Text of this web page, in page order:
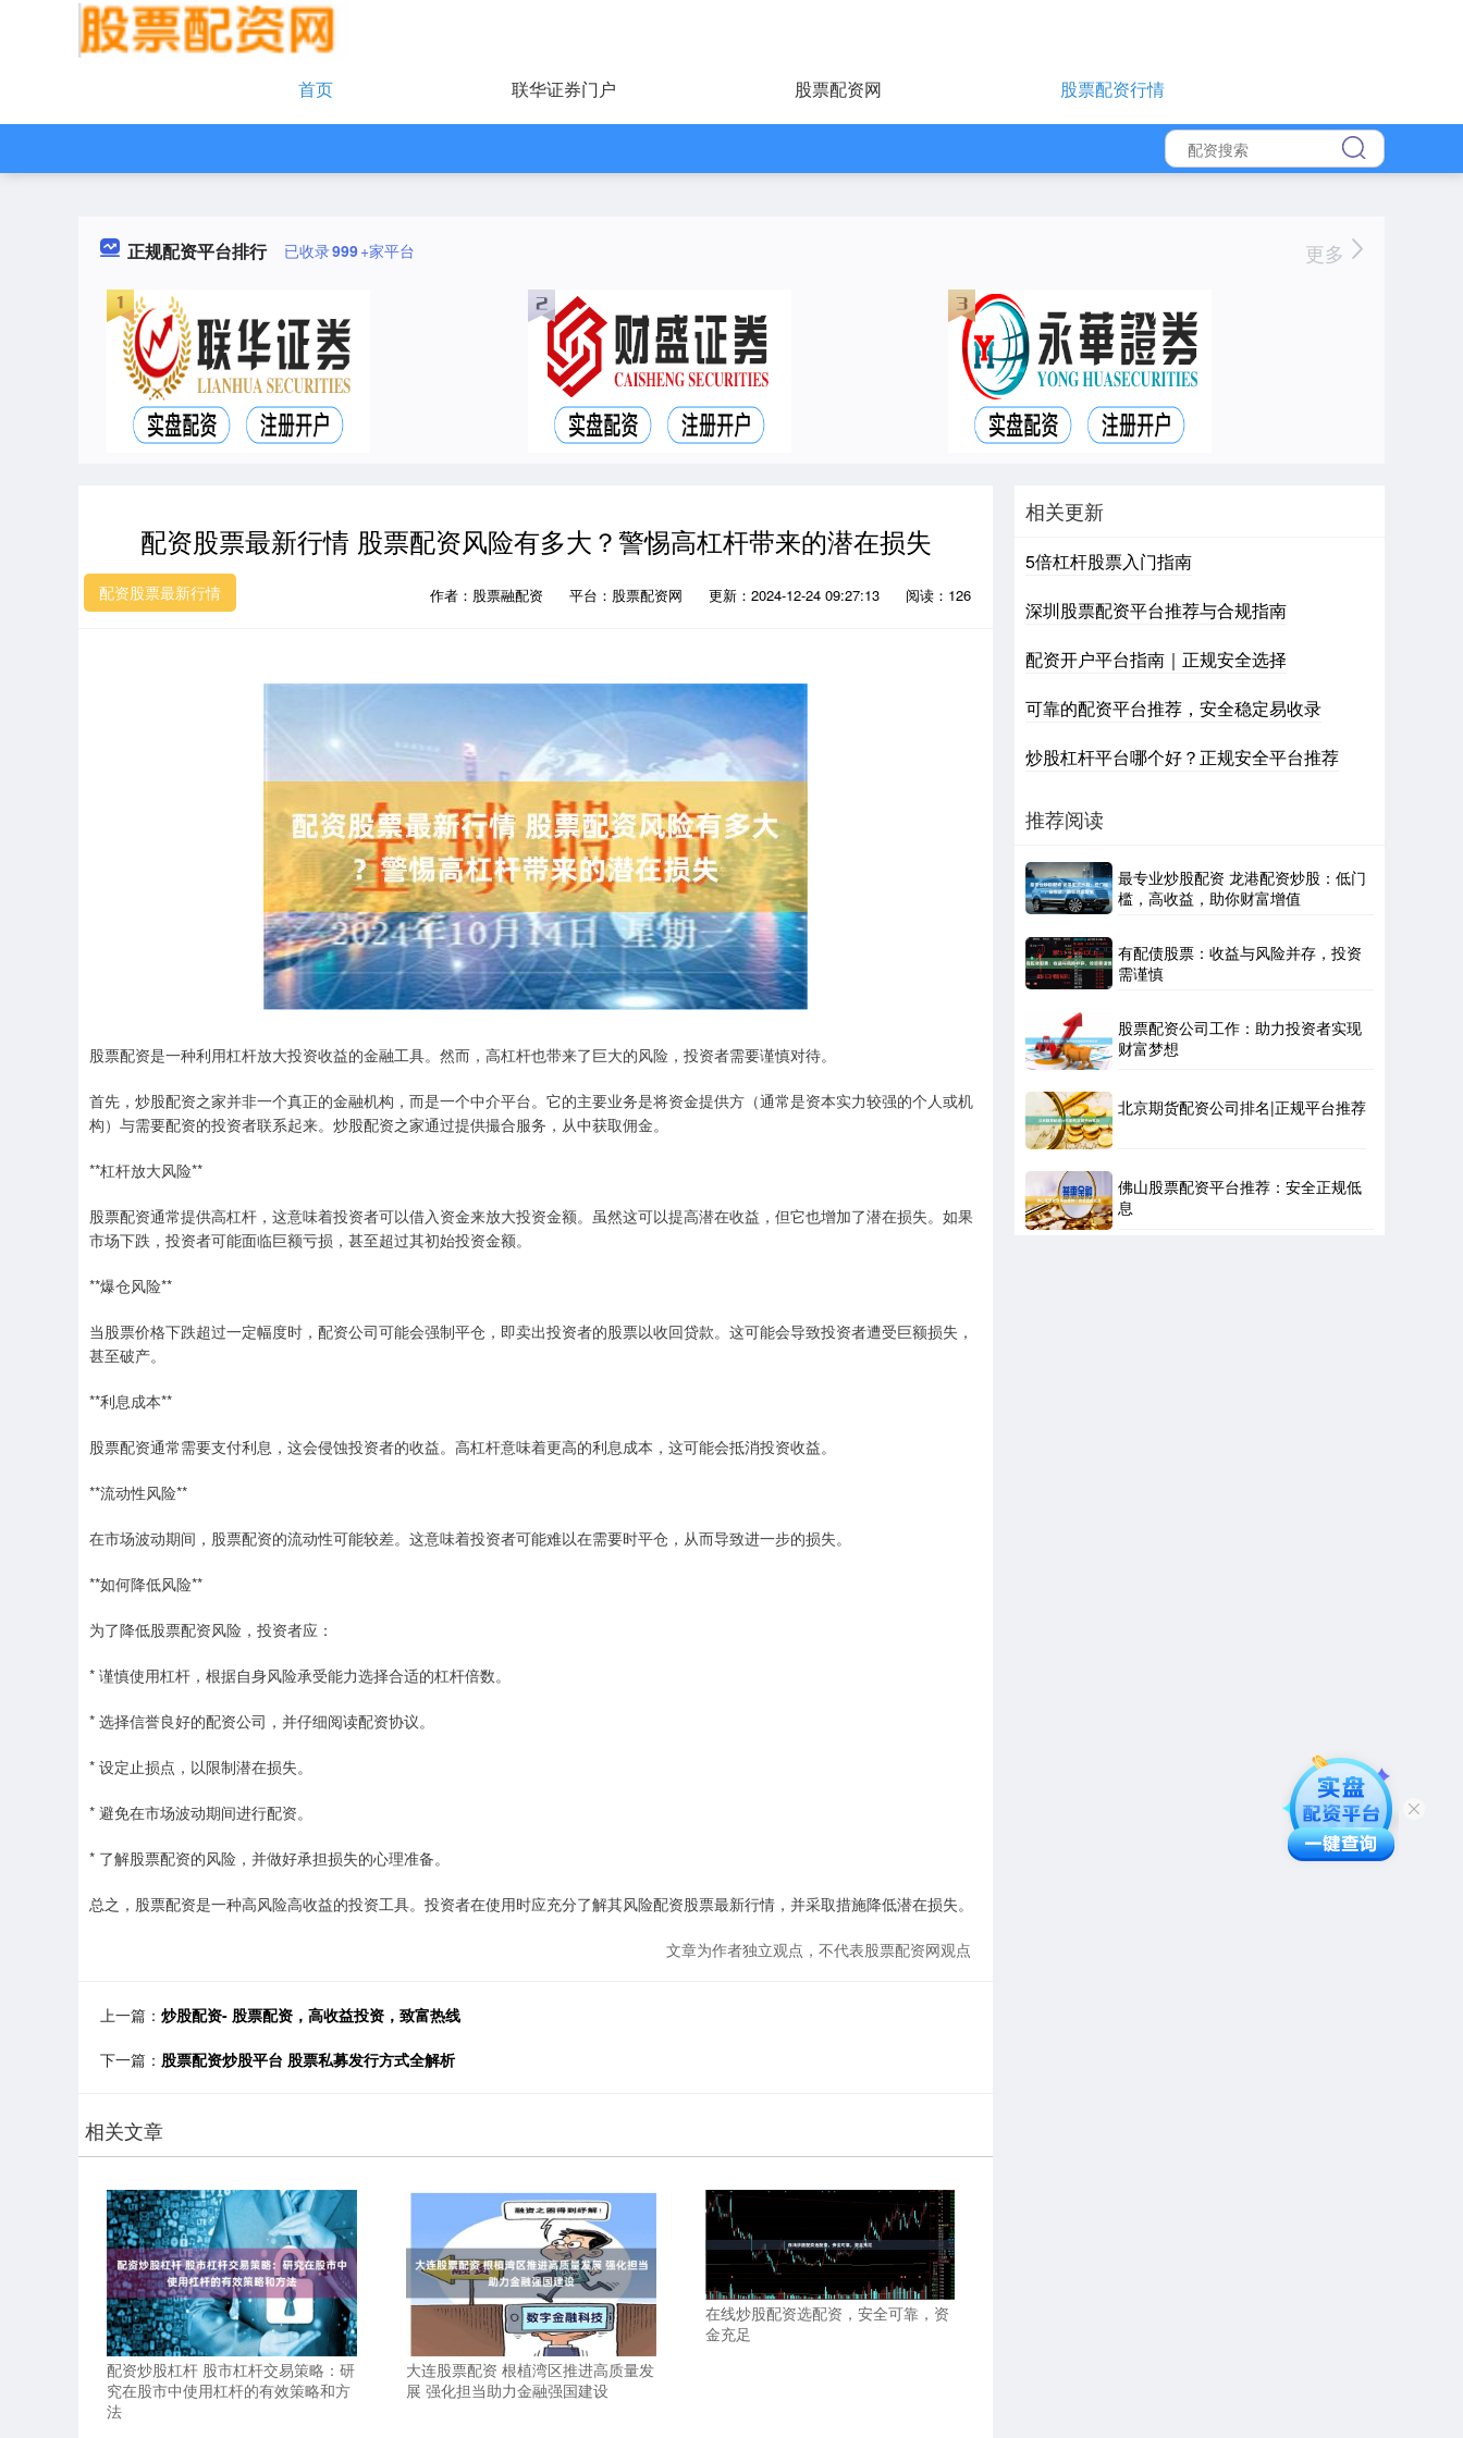
首页 联华证券门户 股票配资网 股票配资行情
正规配资平台排行 已收录999+家平台 更多
配资股票最新行情 股票配资风险有多大？警惕高杠杆带来的潜在损失
配资股票最新行情 作者：股票融配资 平台：股票配资网 更新：2024-12-24 09:27:13 阅读：126
股票配资是一种利用杠杆放大投资收益的金融工具。然而，高杠杆也带来了巨大的风险，投资者需要谨慎对待。
首先，炒股配资之家并非一个真正的金融机构，而是一个中介平台。它的主要业务是将资金提供方（通常是资本实力较强的个人或机
构）与需要配资的投资者联系起来。炒股配资之家通过提供撮合服务，从中获取佣金。
**杠杆放大风险**
股票配资通常提供高杠杆，这意味着投资者可以借入资金来放大投资金额。虽然这可以提高潜在收益，但它也增加了潜在损失。如果
市场下跌，投资者可能面临巨额亏损，甚至超过其初始投资金额。
**爆仓风险**
当股票价格下跌超过一定幅度时，配资公司可能会强制平仓，即卖出投资者的股票以收回贷款。这可能会导致投资者遭受巨额损失，
甚至破产。
**利息成本**
股票配资通常需要支付利息，这会侵蚀投资者的收益。高杠杆意味着更高的利息成本，这可能会抵消投资收益。
**流动性风险**
在市场波动期间，股票配资的流动性可能较差。这意味着投资者可能难以在需要时平仓，从而导致进一步的损失。
**如何降低风险**
为了降低股票配资风险，投资者应：
* 谨慎使用杠杆，根据自身风险承受能力选择合适的杠杆倍数。
* 选择信誉良好的配资公司，并仔细阅读配资协议。
* 设定止损点，以限制潜在损失。
* 避免在市场波动期间进行配资。
* 了解股票配资的风险，并做好承担损失的心理准备。
总之，股票配资是一种高风险高收益的投资工具。投资者在使用时应充分了解其风险配资股票最新行情，并采取措施降低潜在损失。
文章为作者独立观点，不代表股票配资网观点
上一篇： 炒股配资- 股票配资，高收益投资，致富热线
下一篇： 股票配资炒股平台 股票私募发行方式全解析
相关文章
配资炒股杠杆 股市杠杆交易策略：研
究在股市中使用杠杆的有效策略和方
法
大连股票配资 根植湾区推进高质量发
展 强化担当助力金融强国建设
在线炒股配资选配资，安全可靠，资
金充足
相关更新
5倍杠杆股票入门指南
深圳股票配资平台推荐与合规指南
配资开户平台指南｜正规安全选择
可靠的配资平台推荐，安全稳定易收录
炒股杠杆平台哪个好？正规安全平台推荐
推荐阅读
最专业炒股配资 龙港配资炒股：低门
槛，高收益，助你财富增值
有配债股票：收益与风险并存，投资
需谨慎
股票配资公司工作：助力投资者实现
财富梦想
北京期货配资公司排名|正规平台推荐
佛山股票配资平台推荐：安全正规低
息